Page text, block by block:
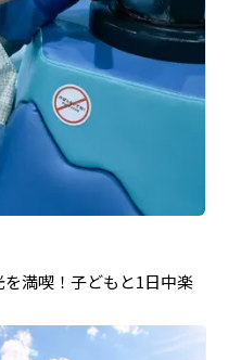
を満喫！子どもと1日中楽